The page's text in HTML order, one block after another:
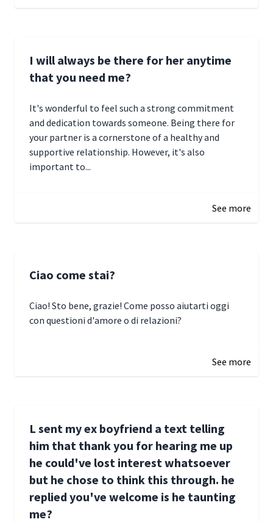
I will always be there for her anytime
that you need me?
It's wonderful to feel such a strong commitment
and dedication towards someone. Being there for
your partner is a cornerstone of a healthy and
supportive relationship. However, it's also
important to...
See more
Ciao come stai?
Ciao! Sto bene, grazie! Come posso aiutarti oggi
con questioni d'amore o di relazioni?
See more
L sent my ex boyfriend a text telling
him that thank you for hearing me up
he could've lost interest whatsoever
but he chose to think this through. he
replied you've welcome is he taunting
me?